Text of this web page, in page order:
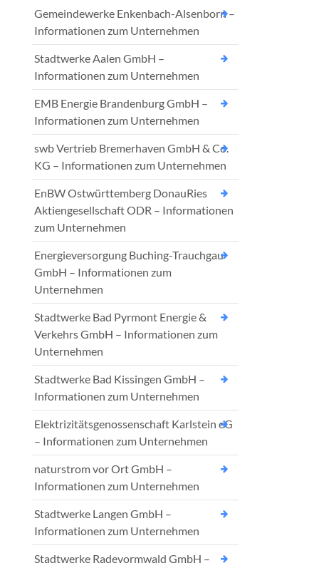
Gemeindewerke Enkenbach-Alsenborn –
Informationen zum Unternehmen
Stadtwerke Aalen GmbH –
Informationen zum Unternehmen
EMB Energie Brandenburg GmbH –
Informationen zum Unternehmen
swb Vertrieb Bremerhaven GmbH & Co.
KG – Informationen zum Unternehmen
EnBW Ostwürttemberg DonauRies
Aktiengesellschaft ODR – Informationen
zum Unternehmen
Energieversorgung Buching-Trauchgau
GmbH – Informationen zum
Unternehmen
Stadtwerke Bad Pyrmont Energie &
Verkehrs GmbH – Informationen zum
Unternehmen
Stadtwerke Bad Kissingen GmbH –
Informationen zum Unternehmen
Elektrizitätsgenossenschaft Karlstein eG
– Informationen zum Unternehmen
naturstrom vor Ort GmbH –
Informationen zum Unternehmen
Stadtwerke Langen GmbH –
Informationen zum Unternehmen
Stadtwerke Radevormwald GmbH –